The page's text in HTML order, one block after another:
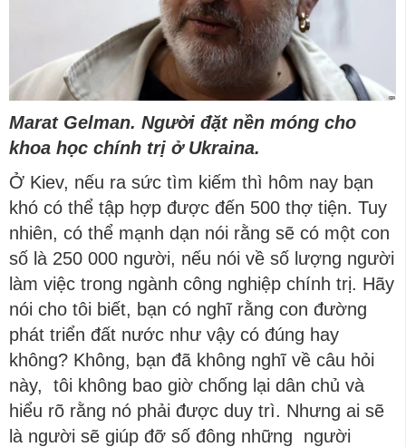
Marat Gelman. Người đặt nền móng cho
khoa học chính trị ở Ukraina.
Ở Kiev, nếu ra sức tìm kiếm thì hôm nay bạn
khó có thể tập hợp được đến 500 thợ tiện. Tuy
nhiên, có thể mạnh dạn nói rằng sẽ có một con
số là 250 000 người, nếu nói về số lượng người
làm việc trong ngành công nghiệp chính trị. Hãy
nói cho tôi biết, bạn có nghĩ rằng con đường
phát triển đất nước như vậy có đúng hay
không? Không, bạn đã không nghĩ về câu hỏi
này, tôi không bao giờ chống lại dân chủ và
hiểu rõ rằng nó phải được duy trì. Nhưng ai sẽ
là người sẽ giúp đỡ số đông những người